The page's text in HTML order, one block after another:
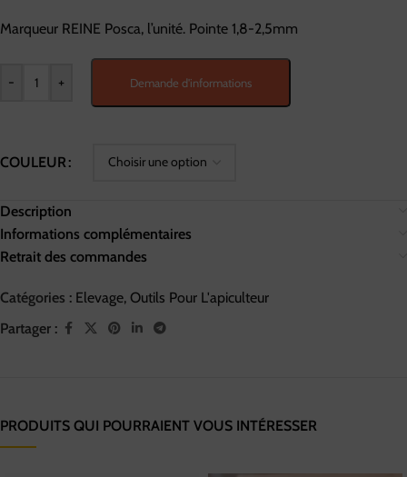
Marqueur REINE Posca, l’unité. Pointe 1,8-2,5mm
- + Demande d'informations
COULEUR
Description
Informations complémentaires
Retrait des commandes
Catégories : Elevage, Outils Pour L'apiculteur
Partager :
PRODUITS QUI POURRAIENT VOUS INTÉRESSER